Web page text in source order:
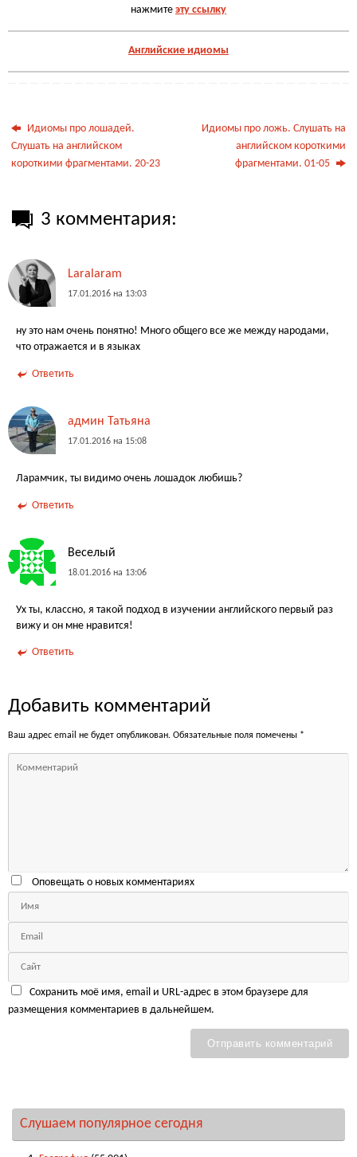
нажмите эту ссылку
Английские идиомы
Идиомы про лошадей.
Слушать на английском
короткими фрагментами. 20-23
Идиомы про ложь. Слушать на
английском короткими
фрагментами. 01-05
3 комментария:
Laralaram
17.01.2016 на 13:03
ну это нам очень понятно! Много общего все же между народами,
что отражается и в языках
Ответить
админ Татьяна
17.01.2016 на 15:08
Ларамчик, ты видимо очень лошадок любишь?
Ответить
Веселый
18.01.2016 на 13:06
Ух ты, классно, я такой подход в изучении английского первый раз
вижу и он мне нравится!
Ответить
Добавить комментарий
Ваш адрес email не будет опубликован. Обязательные поля помечены *
Оповещать о новых комментариях
Сохранить моё имя, email и URL-адрес в этом браузере для
размещения комментариев в дальнейшем.
Слушаем популярное сегодня